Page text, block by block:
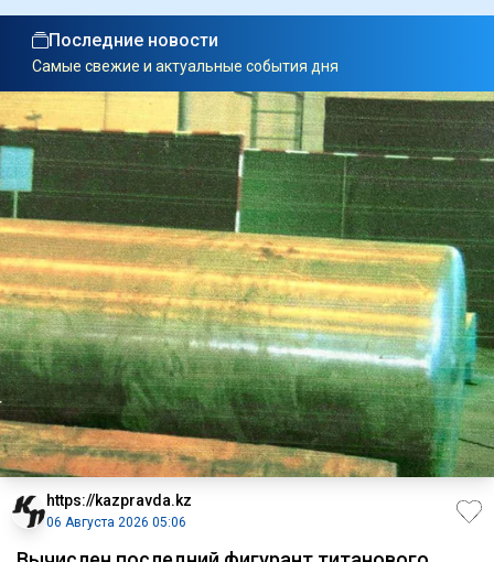
Последние новости
Самые свежие и актуальные события дня
https://kazpravda.kz
06 Августа 2026 05:06